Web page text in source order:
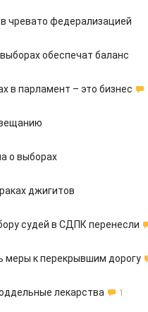
чревато федерализацией
обеспечат баланс
в парламент – это бизнес
о выборах
джигитов
судей в СДПК перенесли
меры к перекрывшим дорогу
лекарства 1